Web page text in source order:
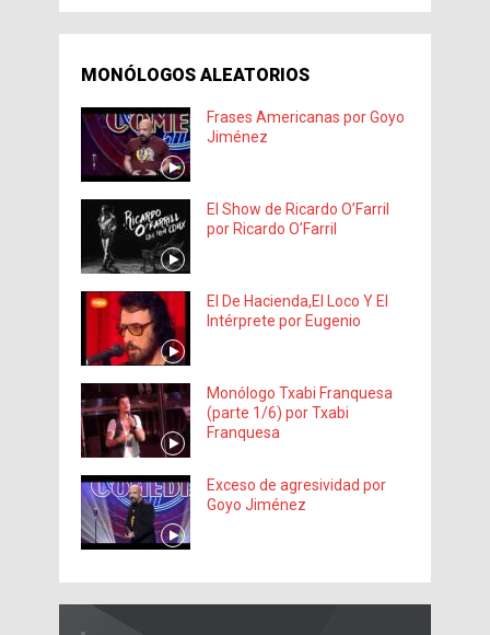
MONÓLOGOS ALEATORIOS
Frases Americanas por Goyo
Jiménez
El Show de Ricardo O’Farril
por Ricardo O’Farril
El De Hacienda,El Loco Y El
Intérprete por Eugenio
Monólogo Txabi Franquesa
(parte 1/6) por Txabi
Franquesa
Exceso de agresividad por
Goyo Jiménez